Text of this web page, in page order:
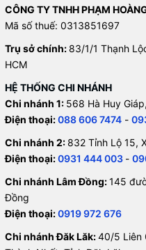
CÔNG TY TNHH PHẠM
Mã số thuế: 0313851697
Trụ sở chính: 83/1/1 Thạnh
HCM
HỆ THỐNG CHI NHÁNH
Chi nhánh 1: 568 Hà Huy
Điện thoại:088 606 7474 -
Chi nhánh 2: 832 Tỉnh Lộ 15,
Điện thoại:0931 444 003 -
Chi nhánh Lâm Đồng:145
Đồng
Điện thoại:0919 972 676
Chi nhánh Đăk Lăk:40/5 Liên